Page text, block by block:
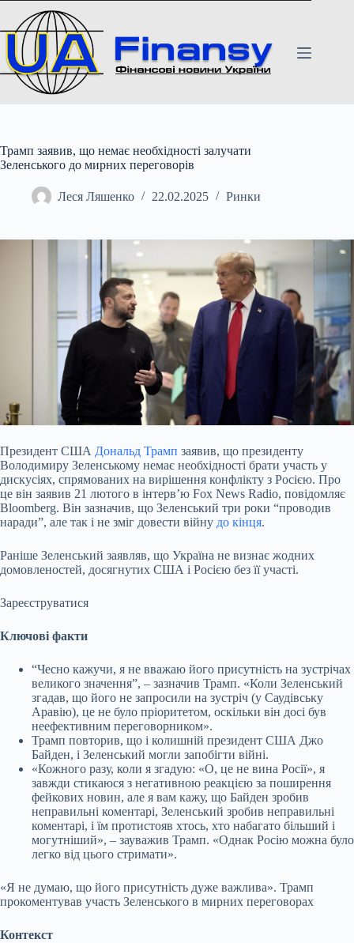
вмісту
Трамп заявив, що немає необхідності залучати
Зеленського до мирних переговорів
Леся Ляшенко 22.02.2025 Ринки
Президент США Дональд Трамп заявив, що президенту
Володимиру Зеленському немає необхідності брати участь у
дискусіях, спрямованих на вирішення конфлікту з Росією. Про
це він заявив 21 лютого в інтерв’ю Fox News Radio, повідомляє
Bloomberg. Він зазначив, що Зеленський три роки “проводив
наради”, але так і не зміг довести війну до кінця.
Раніше Зеленський заявляв, що Україна не визнає жодних
домовленостей, досягнутих США і Росією без її участі.
Зареєструватися
Ключові факти
“Чесно кажучи, я не вважаю його присутність на зустрічах
великого значення”, – зазначив Трамп. «Коли Зеленський
згадав, що його не запросили на зустріч (у Саудівську
Аравію), це не було пріоритетом, оскільки він досі був
неефективним переговорником».
Трамп повторив, що і колишній президент США Джо
Байден, і Зеленський могли запобігти війні.
«Кожного разу, коли я згадую: «О, це не вина Росії», я
завжди стикаюся з негативною реакцією за поширення
фейкових новин, але я вам кажу, що Байден зробив
неправильні коментарі, Зеленський зробив неправильні
коментарі, і їм протистояв хтось, хто набагато більший і
могутніший», – зауважив Трамп. «Однак Росію можна було
легко від цього стримати».
«Я не думаю, що його присутність дуже важлива». Трамп
прокоментував участь Зеленського в мирних переговорах
Контекст